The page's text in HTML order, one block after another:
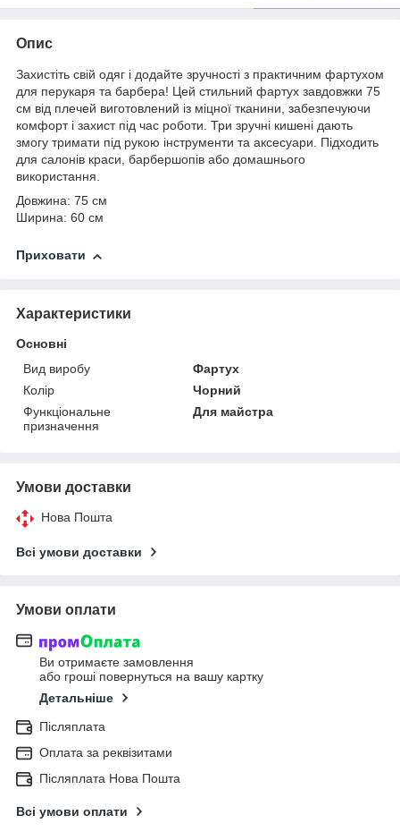
Опис
Захистіть свій одяг і додайте зручності з практичним фартухом
для перукаря та барбера! Цей стильний фартух завдовжки 75
см від плечей виготовлений із міцної тканини, забезпечуючи
комфорт і захист під час роботи. Три зручні кишені дають
змогу тримати під рукою інструменти та аксесуари. Підходить
для салонів краси, барбершопів або домашнього
використання.
Довжина: 75 см
Ширина: 60 см
Приховати
Характеристики
Основні
Вид виробу
Фартух
Колір
Чорний
Функціональне
призначення
Для майстра
Умови доставки
Нова Пошта
Всі умови доставки
Умови оплати
Ви отримаєте замовлення
або гроші повернуться на вашу картку
Детальніше
Післяплата
Оплата за реквізитами
Післяплата Нова Пошта
Всі умови оплати